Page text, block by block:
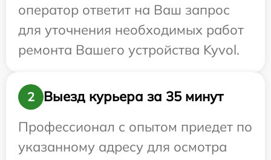
оператор ответит на Ваш запрос
для уточнения необходимых работ
ремонта Вашего устройства Kyvol.
2
Выезд курьера за 35 минут
Профессионал с опытом приедет по
указанному адресу для осмотра